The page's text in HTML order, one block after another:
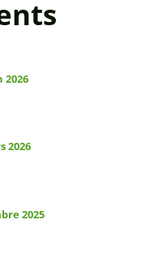
2026
2026
2025